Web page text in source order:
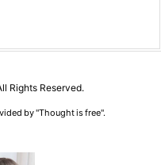
Rights Reserved.
by "Thought is free".